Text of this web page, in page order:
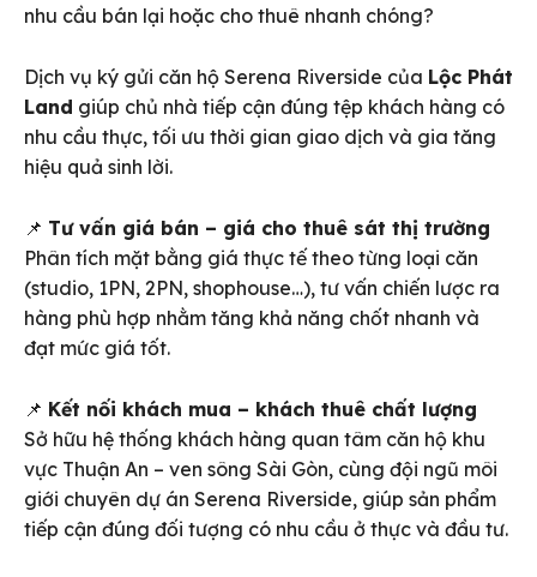
nhu cầu bán lại hoặc cho thuê nhanh chóng?
Dịch vụ ký gửi căn hộ Serena Riverside của Lộc Phát
Land giúp chủ nhà tiếp cận đúng tệp khách hàng có
nhu cầu thực, tối ưu thời gian giao dịch và gia tăng
hiệu quả sinh lời.
📌 Tư vấn giá bán – giá cho thuê sát thị trường
Phân tích mặt bằng giá thực tế theo từng loại căn
(studio, 1PN, 2PN, shophouse…), tư vấn chiến lược ra
hàng phù hợp nhằm tăng khả năng chốt nhanh và
đạt mức giá tốt.
📌 Kết nối khách mua – khách thuê chất lượng
Sở hữu hệ thống khách hàng quan tâm căn hộ khu
vực Thuận An – ven sông Sài Gòn, cùng đội ngũ môi
giới chuyên dự án Serena Riverside, giúp sản phẩm
tiếp cận đúng đối tượng có nhu cầu ở thực và đầu tư.